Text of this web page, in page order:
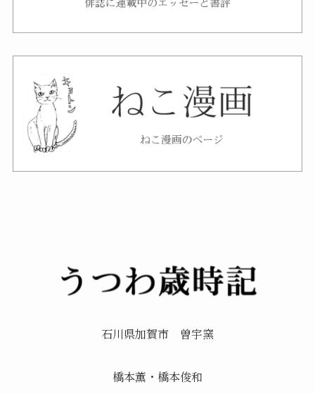
石川県加賀市 曽宇窯
橋本薫・橋本俊和